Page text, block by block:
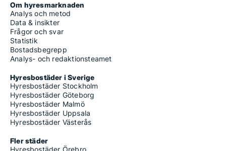
Om hyresmarknaden
Analys och metod
Data & insikter
Frågor och svar
Statistik
Bostadsbegrepp
Analys- och redaktionsteamet
Hyresbostäder i Sverige
Hyresbostäder Stockholm
Hyresbostäder Göteborg
Hyresbostäder Malmö
Hyresbostäder Uppsala
Hyresbostäder Västerås
Fler städer
Hyresbostäder Örebro